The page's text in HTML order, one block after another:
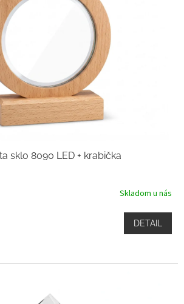
sklo 8090 LED + krabička
Skladom u nás
DETAIL